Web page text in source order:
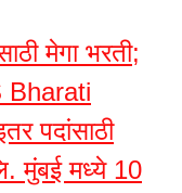
मेगा भरती;
Bharati
पदांसाठी
मुंबई मध्ये 10